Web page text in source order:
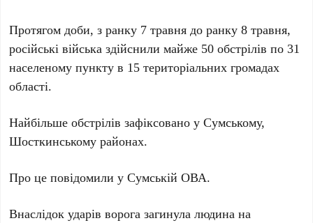
Протягом доби, з ранку 7 травня до ранку 8 травня,
російські війська здійснили майже 50 обстрілів по 31
населеному пункту в 15 територіальних громадах
області.
Найбільше обстрілів зафіксовано у Сумському,
Шосткинському районах.
Про це повідомили у Сумській ОВА.
Внаслідок ударів ворога загинула людина на